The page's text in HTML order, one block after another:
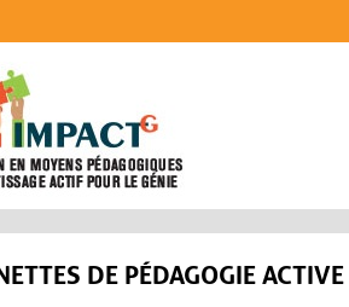
DE PÉDAGOGIE ACTIVE